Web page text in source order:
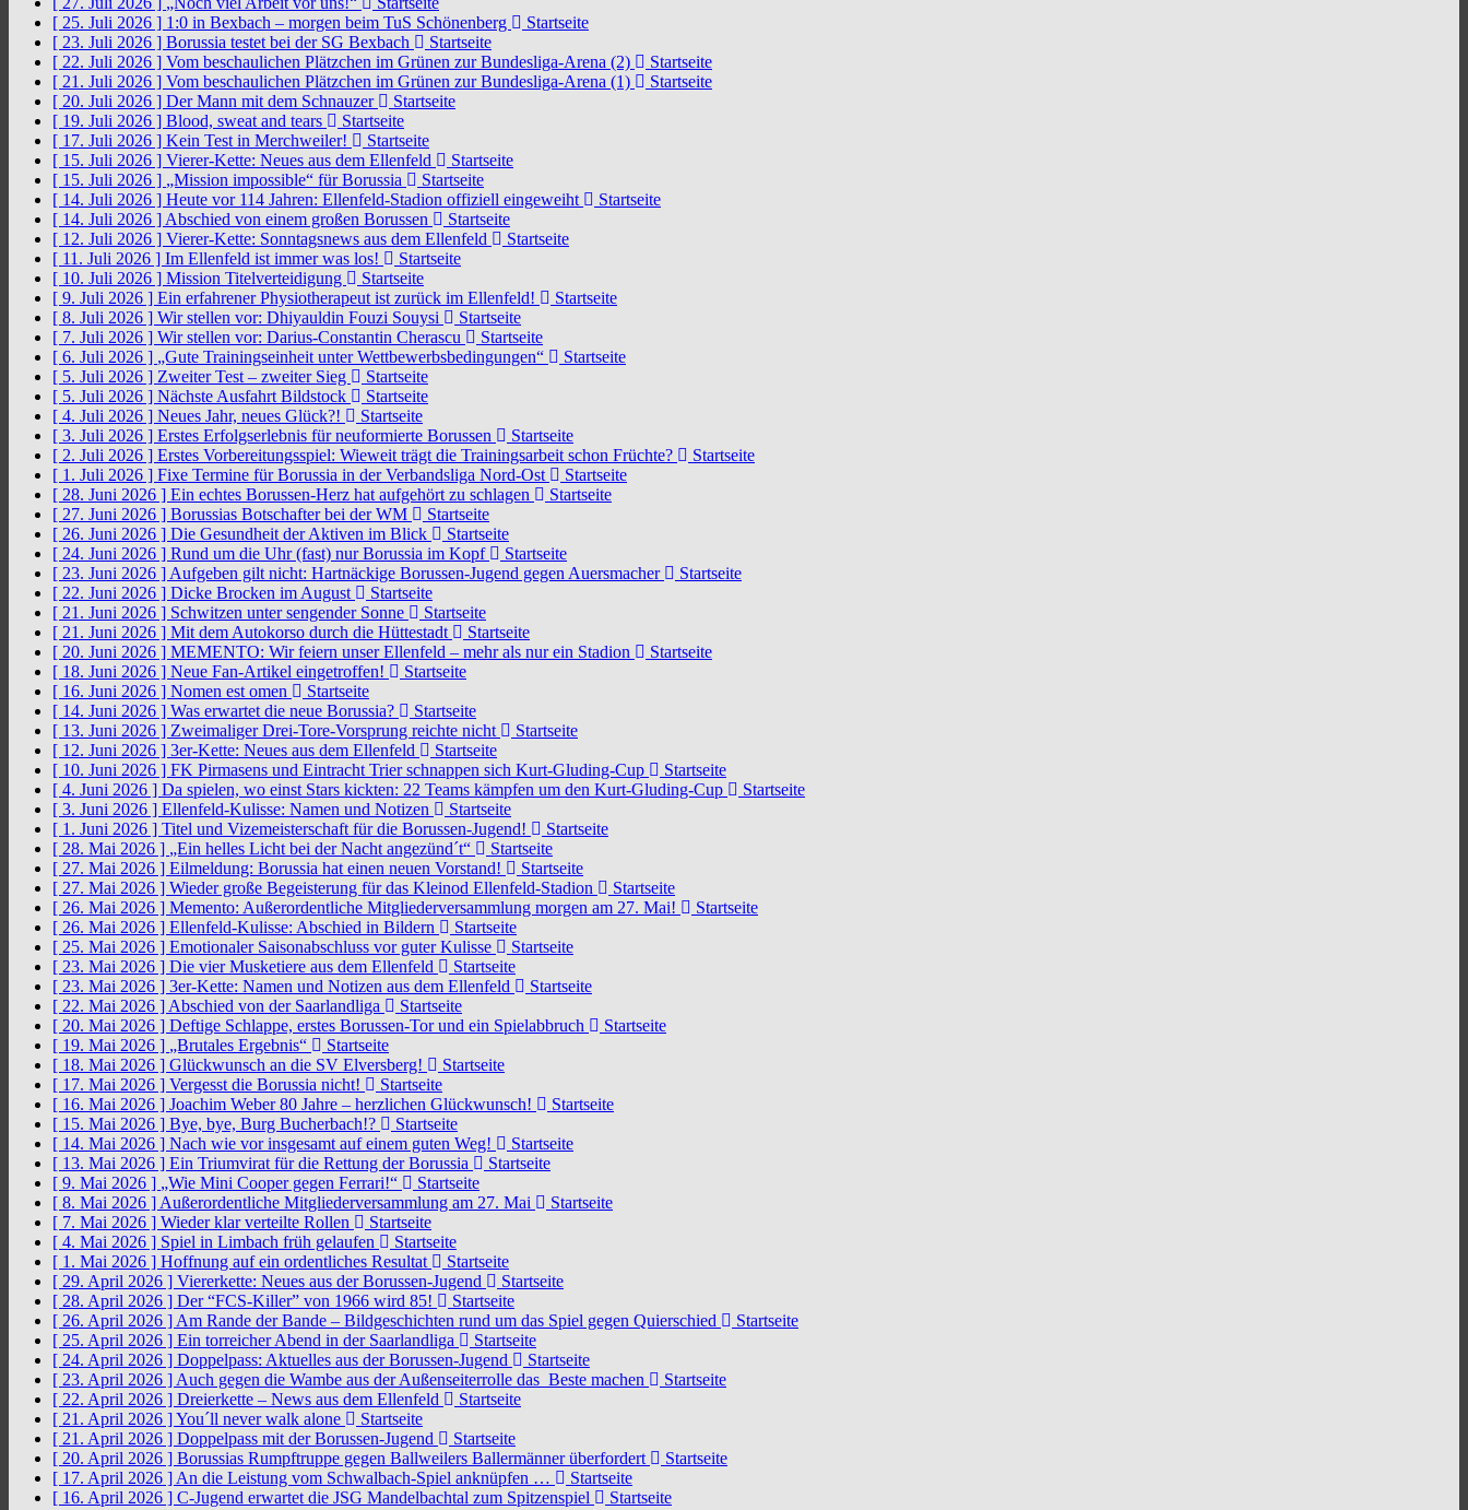
[ 25. Juli 2026 ] 1:0 in Bexbach – morgen beim TuS Schönenberg
Startseite
[ 23. Juli 2026 ] Borussia testet bei der SG Bexbach
Startseite
[ 22. Juli 2026 ] Vom beschaulichen Plätzchen im Grünen zur Bundesliga-Arena (2)
Startseite
[ 21. Juli 2026 ] Vom beschaulichen Plätzchen im Grünen zur Bundesliga-Arena (1)
Startseite
[ 20. Juli 2026 ] Der Mann mit dem Schnauzer
Startseite
[ 19. Juli 2026 ] Blood, sweat and tears
Startseite
[ 17. Juli 2026 ] Kein Test in Merchweiler!
Startseite
[ 15. Juli 2026 ] Vierer-Kette: Neues aus dem Ellenfeld
Startseite
[ 15. Juli 2026 ] „Mission impossible“ für Borussia
Startseite
[ 14. Juli 2026 ] Heute vor 114 Jahren: Ellenfeld-Stadion offiziell eingeweiht
Startseite
[ 14. Juli 2026 ] Abschied von einem großen Borussen
Startseite
[ 12. Juli 2026 ] Vierer-Kette: Sonntagsnews aus dem Ellenfeld
Startseite
[ 11. Juli 2026 ] Im Ellenfeld ist immer was los!
Startseite
[ 10. Juli 2026 ] Mission Titelverteidigung
Startseite
[ 9. Juli 2026 ] Ein erfahrener Physiotherapeut ist zurück im Ellenfeld!
Startseite
[ 8. Juli 2026 ] Wir stellen vor: Dhiyauldin Fouzi Souysi
Startseite
[ 7. Juli 2026 ] Wir stellen vor: Darius-Constantin Cherascu
Startseite
[ 6. Juli 2026 ] „Gute Trainingseinheit unter Wettbewerbsbedingungen“
Startseite
[ 5. Juli 2026 ] Zweiter Test – zweiter Sieg
Startseite
[ 5. Juli 2026 ] Nächste Ausfahrt Bildstock
Startseite
[ 4. Juli 2026 ] Neues Jahr, neues Glück?!
Startseite
[ 3. Juli 2026 ] Erstes Erfolgserlebnis für neuformierte Borussen
Startseite
[ 2. Juli 2026 ] Erstes Vorbereitungsspiel: Wieweit trägt die Trainingsarbeit schon Früchte?
Startseite
[ 1. Juli 2026 ] Fixe Termine für Borussia in der Verbandsliga Nord-Ost
Startseite
[ 28. Juni 2026 ] Ein echtes Borussen-Herz hat aufgehört zu schlagen
Startseite
[ 27. Juni 2026 ] Borussias Botschafter bei der WM
Startseite
[ 26. Juni 2026 ] Die Gesundheit der Aktiven im Blick
Startseite
[ 24. Juni 2026 ] Rund um die Uhr (fast) nur Borussia im Kopf
Startseite
[ 23. Juni 2026 ] Aufgeben gilt nicht: Hartnäckige Borussen-Jugend gegen Auersmacher
Startseite
[ 22. Juni 2026 ] Dicke Brocken im August
Startseite
[ 21. Juni 2026 ] Schwitzen unter sengender Sonne
Startseite
[ 21. Juni 2026 ] Mit dem Autokorso durch die Hüttestadt
Startseite
[ 20. Juni 2026 ] MEMENTO: Wir feiern unser Ellenfeld – mehr als nur ein Stadion
Startseite
[ 18. Juni 2026 ] Neue Fan-Artikel eingetroffen!
Startseite
[ 16. Juni 2026 ] Nomen est omen
Startseite
[ 14. Juni 2026 ] Was erwartet die neue Borussia?
Startseite
[ 13. Juni 2026 ] Zweimaliger Drei-Tore-Vorsprung reichte nicht
Startseite
[ 12. Juni 2026 ] 3er-Kette: Neues aus dem Ellenfeld
Startseite
[ 10. Juni 2026 ] FK Pirmasens und Eintracht Trier schnappen sich Kurt-Gluding-Cup
Startseite
[ 4. Juni 2026 ] Da spielen, wo einst Stars kickten: 22 Teams kämpfen um den Kurt-Gluding-Cup
Startseite
[ 3. Juni 2026 ] Ellenfeld-Kulisse: Namen und Notizen
Startseite
[ 1. Juni 2026 ] Titel und Vizemeisterschaft für die Borussen-Jugend!
Startseite
[ 28. Mai 2026 ] „Ein helles Licht bei der Nacht angezünd´t“
Startseite
[ 27. Mai 2026 ] Eilmeldung: Borussia hat einen neuen Vorstand!
Startseite
[ 27. Mai 2026 ] Wieder große Begeisterung für das Kleinod Ellenfeld-Stadion
Startseite
[ 26. Mai 2026 ] Memento: Außerordentliche Mitgliederversammlung morgen am 27. Mai!
Startseite
[ 26. Mai 2026 ] Ellenfeld-Kulisse: Abschied in Bildern
Startseite
[ 25. Mai 2026 ] Emotionaler Saisonabschluss vor guter Kulisse
Startseite
[ 23. Mai 2026 ] Die vier Musketiere aus dem Ellenfeld
Startseite
[ 23. Mai 2026 ] 3er-Kette: Namen und Notizen aus dem Ellenfeld
Startseite
[ 22. Mai 2026 ] Abschied von der Saarlandliga
Startseite
[ 20. Mai 2026 ] Deftige Schlappe, erstes Borussen-Tor und ein Spielabbruch
Startseite
[ 19. Mai 2026 ] „Brutales Ergebnis“
Startseite
[ 18. Mai 2026 ] Glückwunsch an die SV Elversberg!
Startseite
[ 17. Mai 2026 ] Vergesst die Borussia nicht!
Startseite
[ 16. Mai 2026 ] Joachim Weber 80 Jahre – herzlichen Glückwunsch!
Startseite
[ 15. Mai 2026 ] Bye, bye, Burg Bucherbach!?
Startseite
[ 14. Mai 2026 ] Nach wie vor insgesamt auf einem guten Weg!
Startseite
[ 13. Mai 2026 ] Ein Triumvirat für die Rettung der Borussia
Startseite
[ 9. Mai 2026 ] „Wie Mini Cooper gegen Ferrari!“
Startseite
[ 8. Mai 2026 ] Außerordentliche Mitgliederversammlung am 27. Mai
Startseite
[ 7. Mai 2026 ] Wieder klar verteilte Rollen
Startseite
[ 4. Mai 2026 ] Spiel in Limbach früh gelaufen
Startseite
[ 1. Mai 2026 ] Hoffnung auf ein ordentliches Resultat
Startseite
[ 29. April 2026 ] Viererkette: Neues aus der Borussen-Jugend
Startseite
[ 28. April 2026 ] Der “FCS-Killer” von 1966 wird 85!
Startseite
[ 26. April 2026 ] Am Rande der Bande – Bildgeschichten rund um das Spiel gegen Quierschied
Startseite
[ 25. April 2026 ] Ein torreicher Abend in der Saarlandliga
Startseite
[ 24. April 2026 ] Doppelpass: Aktuelles aus der Borussen-Jugend
Startseite
[ 23. April 2026 ] Auch gegen die Wambe aus der Außenseiterrolle das Beste machen
Startseite
[ 22. April 2026 ] Dreierkette – News aus dem Ellenfeld
Startseite
[ 21. April 2026 ]You´ll never walk alone
Startseite
[ 21. April 2026 ] Doppelpass mit der Borussen-Jugend
Startseite
[ 20. April 2026 ] Borussias Rumpftruppe gegen Ballweilers Ballermänner überfordert
Startseite
[ 17. April 2026 ] An die Leistung vom Schwalbach-Spiel anknüpfen …
Startseite
[ 16. April 2026 ] C-Jugend erwartet die JSG Mandelbachtal zum Spitzenspiel
Startseite